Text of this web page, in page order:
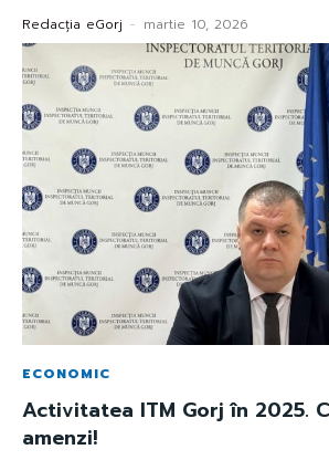
Redacția eGorj - martie 10, 2026
ECONOMIC
Activitatea ITM Gorj în 2025.
amenzi!